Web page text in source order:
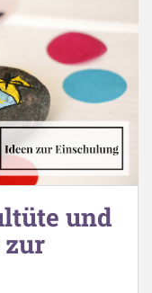
und
zur